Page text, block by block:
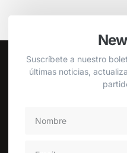
Suscríbete a nuestro
últimas noticias,